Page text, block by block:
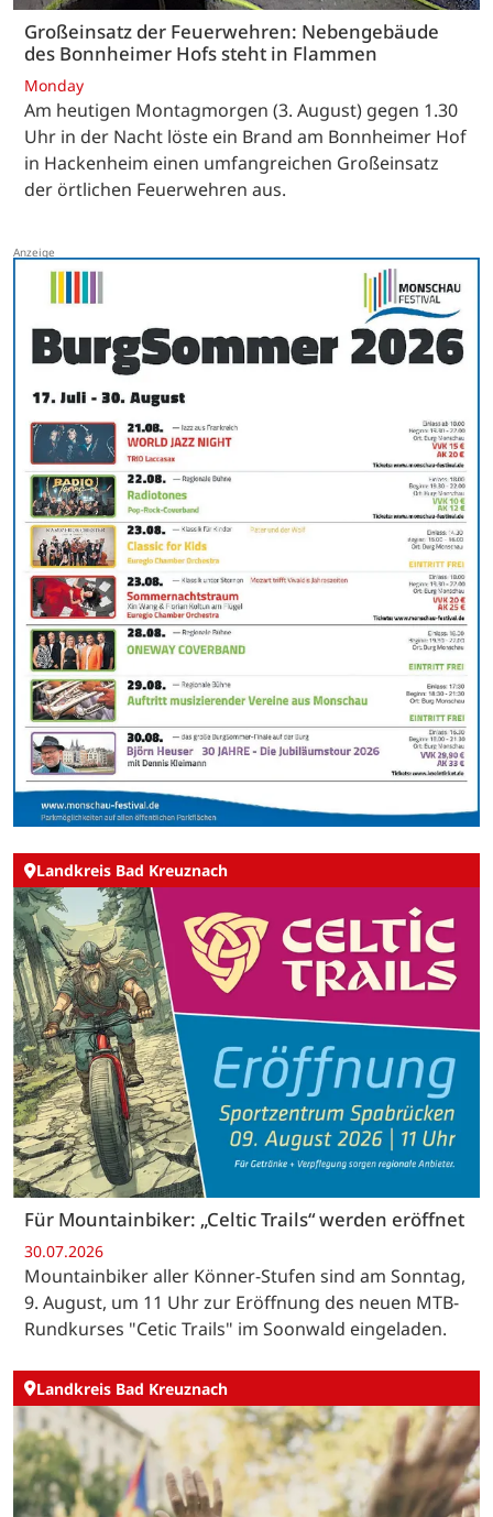
Großeinsatz der Feuerwehren: Nebengebäude
des Bonnheimer Hofs steht in Flammen
Monday
Am heutigen Montagmorgen (3. August) gegen 1.30
Uhr in der Nacht löste ein Brand am Bonnheimer Hof
in Hackenheim einen umfangreichen Großeinsatz
der örtlichen Feuerwehren aus.
Landkreis Bad Kreuznach
Für Mountainbiker: „Celtic Trails“ werden eröffnet
30.07.2026
Mountainbiker aller Könner-Stufen sind am Sonntag,
9. August, um 11 Uhr zur Eröffnung des neuen MTB-
Rundkurses "Cetic Trails" im Soonwald eingeladen.
Landkreis Bad Kreuznach